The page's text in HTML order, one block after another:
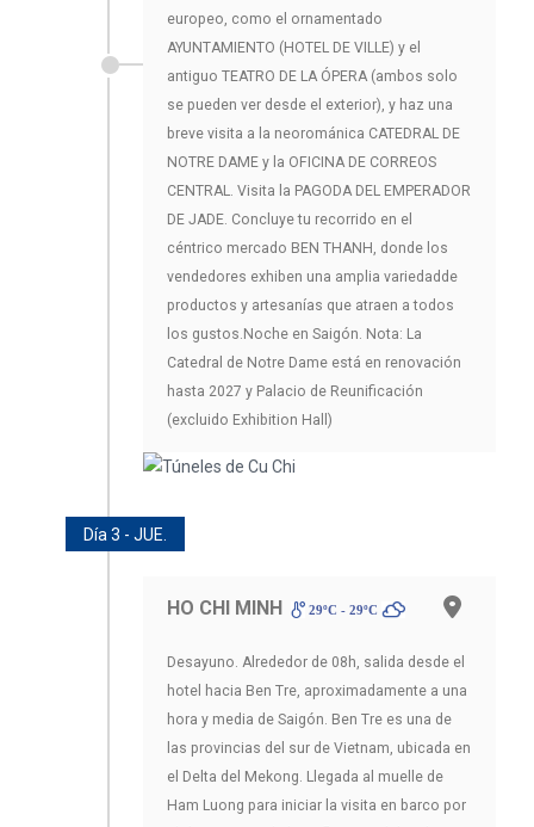
europeo, como el ornamentado
AYUNTAMIENTO (HOTEL DE VILLE) y el
antiguo TEATRO DE LA ÓPERA (ambos solo
se pueden ver desde el exterior), y haz una
breve visita a la neorománica CATEDRAL DE
NOTRE DAME y la OFICINA DE CORREOS
CENTRAL. Visita la PAGODA DEL EMPERADOR
DE JADE. Concluye tu recorrido en el
céntrico mercado BEN THANH, donde los
vendedores exhiben una amplia variedadde
productos y artesanías que atraen a todos
los gustos.Noche en Saigón. Nota: La
Catedral de Notre Dame está en renovación
hasta 2027 y Palacio de Reunificación
(excluido Exhibition Hall)
Día 3 - JUE.
HO CHI MINH 29ºC - 29ºC
Desayuno. Alrededor de 08h, salida desde el
hotel hacia Ben Tre, aproximadamente a una
hora y media de Saigón. Ben Tre es una de
las provincias del sur de Vietnam, ubicada en
el Delta del Mekong. Llegada al muelle de
Ham Luong para iniciar la visita en barco por